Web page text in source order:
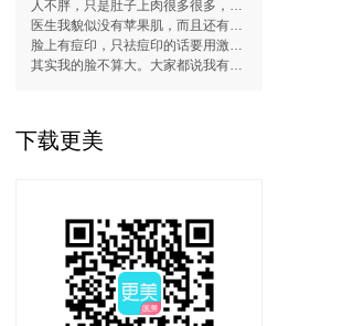
人不胖，只是肚子上肉很多很多，这个能
医生我貌似没有苹果肌，而且还有泪沟，
脸上有痘印，只祛痘印的话要用激光还是
其实我的脸不算大。大家都说我有个小脸
下载更美